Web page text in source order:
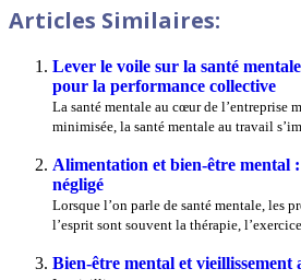
Articles Similaires:
Lever le voile sur la santé
pour la performance collective
La santé mentale au cœur de l’entreprise
minimisée, la santé mentale au travail
Alimentation et bien-être mental
négligé
Lorsque l’on parle de santé mentale, les
l’esprit sont souvent la thérapie,
Bien-être mental et vieillissement